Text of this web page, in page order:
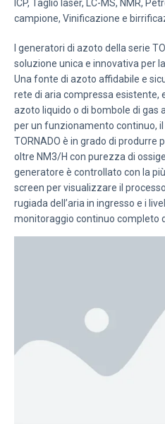
ICP, Taglio laser, LC-MS, NMR,
campione, Vinificazione e
I generatori di azoto della serie
soluzione unica e innovativa per
Una fonte di azoto affidabile e
rete di aria compressa esistente,
azoto liquido o di bombole di gas
per un funzionamento continuo,
TORNADO è in grado di produrre
oltre NM3/H con purezza di
generatore è controllato con la
screen per visualizzare il
rugiada dell’aria in ingresso e i
monitoraggio continuo completo